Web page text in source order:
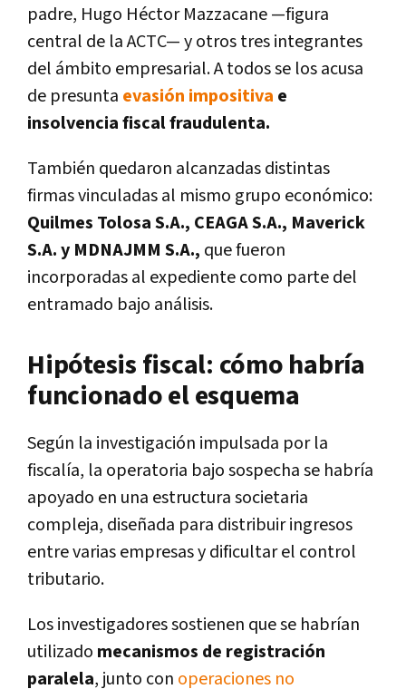
padre, Hugo Héctor Mazzacane —figura
central de la ACTC— y otros tres integrantes
del ámbito empresarial. A todos se los acusa
de presunta evasión impositiva e
insolvencia fiscal fraudulenta.
También quedaron alcanzadas distintas
firmas vinculadas al mismo grupo económico:
Quilmes Tolosa S.A., CEAGA S.A., Maverick
S.A. y MDNAJMM S.A., que fueron
incorporadas al expediente como parte del
entramado bajo análisis.
Hipótesis fiscal: cómo habría
funcionado el esquema
Según la investigación impulsada por la
fiscalía, la operatoria bajo sospecha se habría
apoyado en una estructura societaria
compleja, diseñada para distribuir ingresos
entre varias empresas y dificultar el control
tributario.
Los investigadores sostienen que se habrían
utilizado mecanismos de registración
paralela, junto con operaciones no